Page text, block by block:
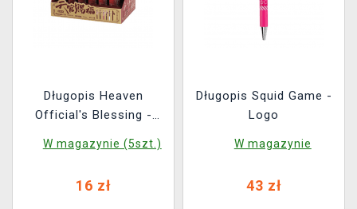
Długopis Heaven
Official's Blessing -
(losowy wybórvýběr)
W magazynie (5szt.)
16 zł
Długopis Squid Game -
Logo
W magazynie
43 zł